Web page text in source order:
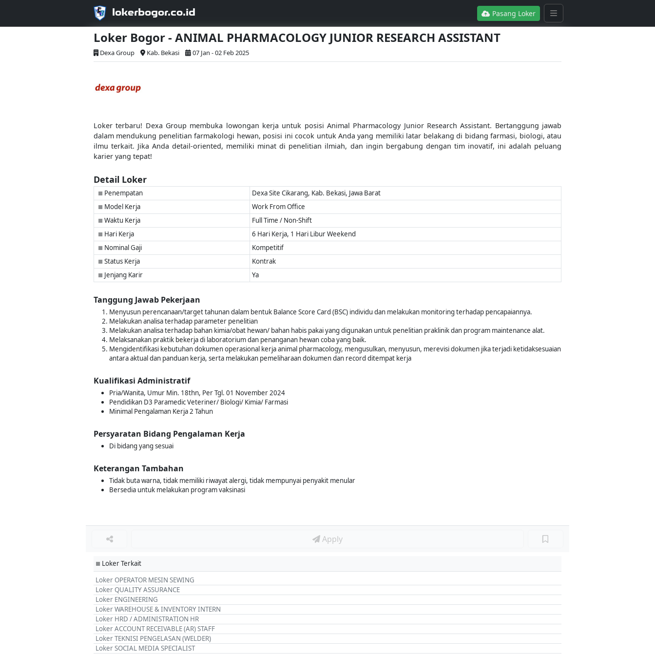
lokerbogor.co.id Pasang Loker
Loker Bogor - ANIMAL PHARMACOLOGY JUNIOR RESEARCH ASSISTANT
Dexa Group Kab. Bekasi 07 Jan - 02 Feb 2025
Loker terbaru! Dexa Group membuka lowongan kerja untuk posisi Animal Pharmacology Junior Research Assistant. Bertanggung jawab
dalam mendukung penelitian farmakologi hewan, posisi ini cocok untuk Anda yang memiliki latar belakang di bidang farmasi, biologi, atau
ilmu terkait. Jika Anda detail-oriented, memiliki minat di penelitian ilmiah, dan ingin bergabung dengan tim inovatif, ini adalah peluang
karier yang tepat!
Detail Loker
■ Penempatan Dexa Site Cikarang, Kab. Bekasi, Jawa Barat
■ Model Kerja Work From Office
■ Waktu Kerja Full Time / Non-Shift
■ Hari Kerja 6 Hari Kerja, 1 Hari Libur Weekend
■ Nominal Gaji Kompetitif
■ Status Kerja Kontrak
■ Jenjang Karir Ya
Tanggung Jawab Pekerjaan
Menyusun perencanaan/target tahunan dalam bentuk Balance Score Card (BSC) individu dan melakukan monitoring terhadap pencapaiannya.
Melakukan analisa terhadap parameter penelitian
Melakukan analisa terhadap bahan kimia/obat hewan/ bahan habis pakai yang digunakan untuk penelitian praklinik dan program maintenance alat.
Melaksanakan praktik bekerja di laboratorium dan penanganan hewan coba yang baik.
Mengidentifikasi kebutuhan dokumen operasional kerja animal pharmacology, mengusulkan, menyusun, merevisi dokumen jika terjadi ketidaksesuaian
antara aktual dan panduan kerja, serta melakukan pemeliharaan dokumen dan record ditempat kerja
Kualifikasi Administratif
Pria/Wanita, Umur Min. 18thn, Per Tgl. 01 November 2024
Pendidikan D3 Paramedic Veteriner/ Biologi/ Kimia/ Farmasi
Minimal Pengalaman Kerja 2 Tahun
Persyaratan Bidang Pengalaman Kerja
Di bidang yang sesuai
Keterangan Tambahan
Tidak buta warna, tidak memiliki riwayat alergi, tidak mempunyai penyakit menular
Bersedia untuk melakukan program vaksinasi
Apply
■ Loker Terkait
Loker OPERATOR MESIN SEWING
Loker QUALITY ASSURANCE
Loker ENGINEERING
Loker WAREHOUSE & INVENTORY INTERN
Loker HRD / ADMINISTRATION HR
Loker ACCOUNT RECEIVABLE (AR) STAFF
Loker TEKNISI PENGELASAN (WELDER)
Loker SOCIAL MEDIA SPECIALIST